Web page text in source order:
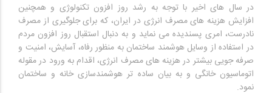
در سال های اخیر با توجه به رشد روز افزون تکنولوژی و همچنین
افزایش هزینه های مصرف انرژی در ایران، که برای جلوگیری از مصرف
نادرست، امری پسندیده می نماید و به دنبال استقبال روز افزون مردم
در استفاده از وسایل هوشمند ساختمان به منظور رفاه، آسایش، امنیت و
صرفه جویی بیشتر در هزینه های مصرف انرژی، اقدام به ورود در مقوله
اتوماسیون خانگی و به بیان ساده تر هوشمندسازی خانه و ساختمان